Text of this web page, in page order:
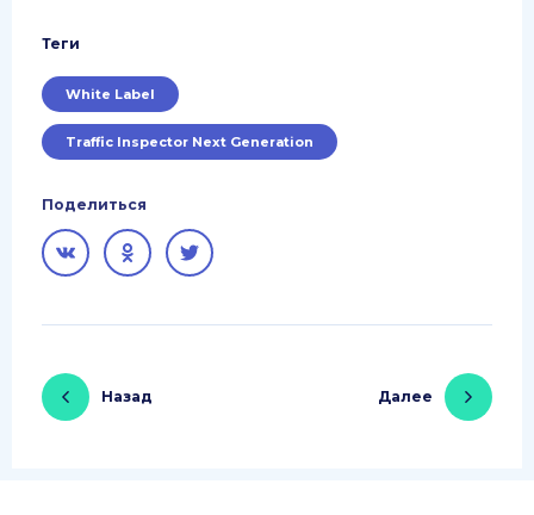
Теги
White Label
Traffic Inspector Next Generation
Поделиться
Назад Далее